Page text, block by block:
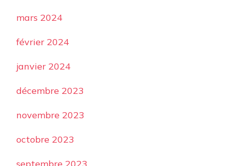
mars 2024
février 2024
janvier 2024
décembre 2023
novembre 2023
octobre 2023